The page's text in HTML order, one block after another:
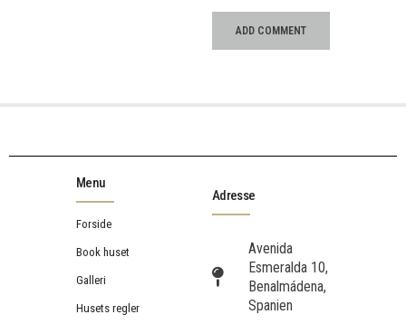
Menu
Forside
Book huset
Galleri
Husets regler
Adresse
Avenida
Esmeralda 10,
Benalmádena,
Spanien